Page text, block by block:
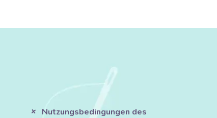
Nutzungsbedingungen des